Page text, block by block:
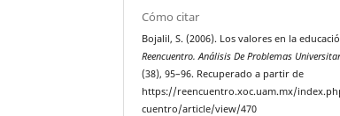
Cómo citar
Bojalil, S. (2006). Los valores en la
Reencuentro. Análisis De Problemas
(38), 95–96. Recuperado a partir de
https://reencuentro.xoc.uam.mx/
cuentro/article/view/470